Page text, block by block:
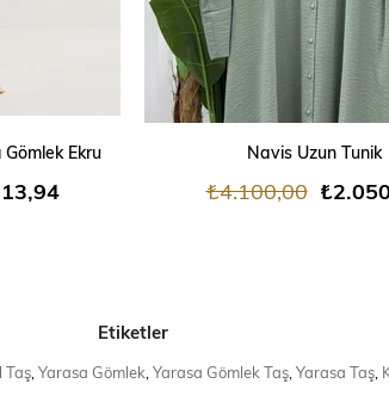
Ekru
SEPETE EKLE
Navis Uzun Tunik
₺4.100,00
Etiketler
Taş, Yarasa Gömlek Yarasa Gömlek Taş, Yarasa Taş,